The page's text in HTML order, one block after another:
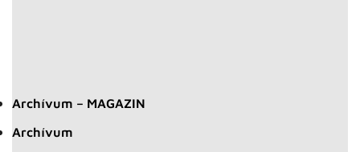
Archívum – MAGAZIN
Archívum